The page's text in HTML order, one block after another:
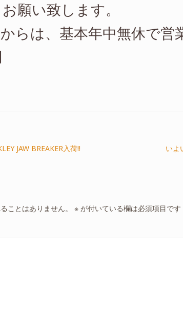
願い致します。
からは、基本年中無休で営
いよ
JAW BREAKER入荷!!
ことはありません。 ※ が付いている欄は必須項目です